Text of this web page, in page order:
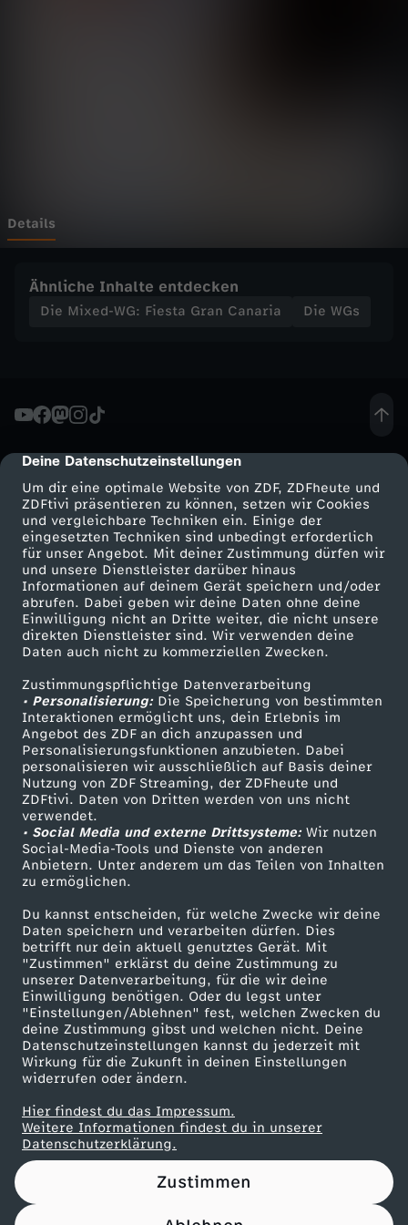
cmp-dialog-description
Deine Datenschutzeinstellungen
Um dir eine optimale Website von ZDF, ZDFheute und
ZDFtivi präsentieren zu können, setzen wir Cookies
und vergleichbare Techniken ein. Einige der
eingesetzten Techniken sind unbedingt erforderlich
für unser Angebot. Mit deiner Zustimmung dürfen wir
und unsere Dienstleister darüber hinaus
Informationen auf deinem Gerät speichern und/oder
abrufen. Dabei geben wir deine Daten ohne deine
Einwilligung nicht an Dritte weiter, die nicht unsere
direkten Dienstleister sind. Wir verwenden deine
Daten auch nicht zu kommerziellen Zwecken.
Zustimmungspflichtige Datenverarbeitung
• Personalisierung:Die Speicherung von bestimmten
Interaktionen ermöglicht uns, dein Erlebnis im
Angebot des ZDF an dich anzupassen und
Personalisierungsfunktionen anzubieten. Dabei
personalisieren wir ausschließlich auf Basis deiner
Nutzung von ZDF Streaming, der ZDFheute und
ZDFtivi. Daten von Dritten werden von uns nicht
verwendet.
• Social Media und externe Drittsysteme:Wir nutzen
Social-Media-Tools und Dienste von anderen
Anbietern. Unter anderem um das Teilen von Inhalten
zu ermöglichen.
Du kannst entscheiden, für welche Zwecke wir deine
Daten speichern und verarbeiten dürfen. Dies
betrifft nur dein aktuell genutztes Gerät. Mit
"Zustimmen" erklärst du deine Zustimmung zu
unserer Datenverarbeitung, für die wir deine
Einwilligung benötigen. Oder du legst unter
"Einstellungen/Ablehnen" fest, welchen Zwecken du
deine Zustimmung gibst und welchen nicht. Deine
Datenschutzeinstellungen kannst du jederzeit mit
Wirkung für die Zukunft in deinen Einstellungen
widerrufen oder ändern.
Hier findest du das Impressum.
Weitere Informationen findest du in unserer
Datenschutzerklärung.
Zustimmen
F
e
t
a
G
r
a
n
C
a
n
a
r
i
a
-
A
l
l
e
Details
Ähnliche Inhalte entdecken
Die Mixed-WG: Fiesta Gran Canaria Die WGs
Mehr ZDF
ZDF-Apps
Smart TV
ZDFtext
Livestreams
Sendungen A-Z
TV-Programm
Service
ZDFmitreden
Kontakt zum ZDF
Tickets
Zuschauerservice
Hilfe
ZDF Unternehmen
Karriere
ZDF goes Schule
Werbefernsehen
Mainzelmännchen
Partner